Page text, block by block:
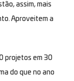
assim, mais
Aproveitem a
projetos em 30
do que no ano